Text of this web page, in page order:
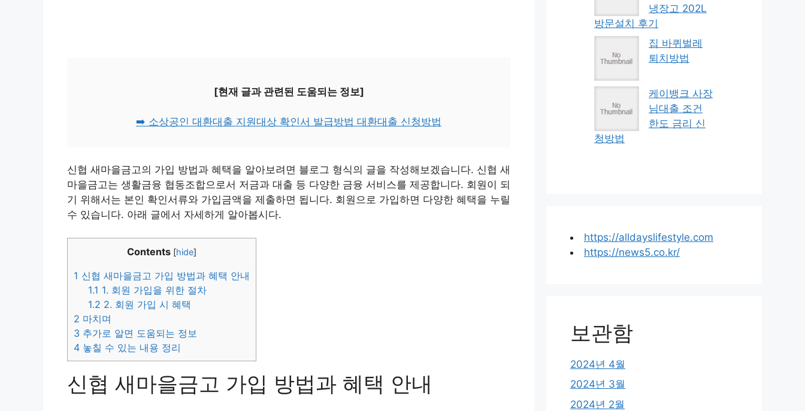
[현재 글과 관련된 도움되는 정보]
➡️ 소상공인 대환대출 지원대상 확인서 발급방법 대환대출 신청방법
신협 새마을금고의 가입 방법과 혜택을 알아보려면 블로그 형식의 글을 작성해보겠습니다. 신협 새
마을금고는 생활금융 협동조합으로서 저금과 대출 등 다양한 금융 서비스를 제공합니다. 회원이 되
기 위해서는 본인 확인서류와 가입금액을 제출하면 됩니다. 회원으로 가입하면 다양한 혜택을 누릴
수 있습니다. 아래 글에서 자세하게 알아봅시다.
Contents [hide]
1 신협 새마을금고 가입 방법과 혜택 안내
1.1 1. 회원 가입을 위한 절차
1.2 2. 회원 가입 시 혜택
2 마치며
3 추가로 알면 도움되는 정보
4 놓칠 수 있는 내용 정리
신협 새마을금고 가입 방법과 혜택 안내
냉장고 202L
방문설치 후기
집 바퀴벌레
퇴치방법
케이뱅크 사장
님대출 조건
한도 금리 신
청방법
https://alldayslifestyle.com
https://news5.co.kr/
보관함
2024년 4월
2024년 3월
2024년 2월